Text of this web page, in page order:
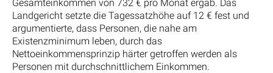
Gesamteinkommen von 732 € pro Monat ergab. Das
Landgericht setzte die Tagessatzhöhe auf 12 € fest und
argumentierte, dass Personen, die nahe am
Existenzminimum leben, durch das
Nettoeinkommensprinzip härter getroffen werden als
Personen mit durchschnittlichem Einkommen.